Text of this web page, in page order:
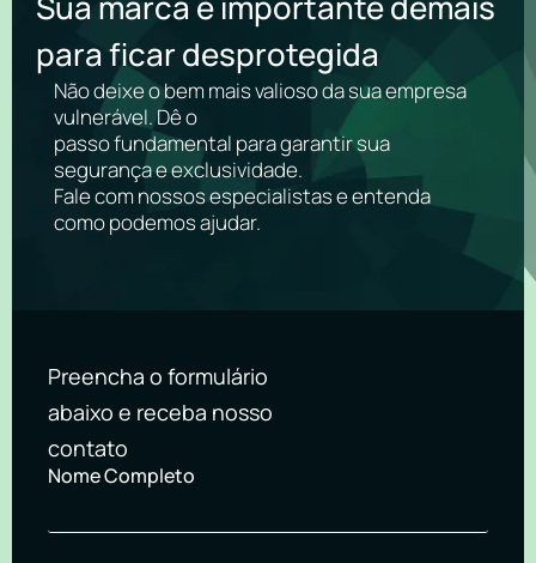
para ficar desprotegida
Não deixe o bem mais valioso da sua empresa
vulnerável. Dê o
passo fundamental para garantir sua
segurança e exclusividade.
Fale com nossos especialistas e entenda
como podemos ajudar.
Preencha o formulário
abaixo e receba nosso
contato
Nome Completo